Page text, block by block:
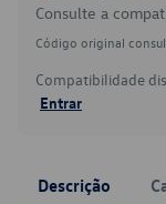
Consulte a
Código original
Compatibilidade
Entrar
Descrição